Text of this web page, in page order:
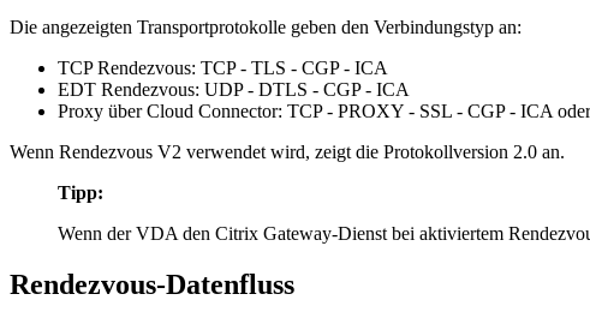
Die angezeigten Transportprotokolle geben den Verbindungstyp an:
TCP Rendezvous: TCP - TLS - CGP - ICA
EDT Rendezvous: UDP - DTLS - CGP - ICA
Proxy über Cloud Connector: TCP - PROXY - SSL - CGP - ICA
Wenn Rendezvous V2 verwendet wird, zeigt die Protokollversion 2.0 an.
Tipp:
Wenn der VDA den Citrix Gateway-Dienst bei aktiviertem
Rendezvous-Datenfluss